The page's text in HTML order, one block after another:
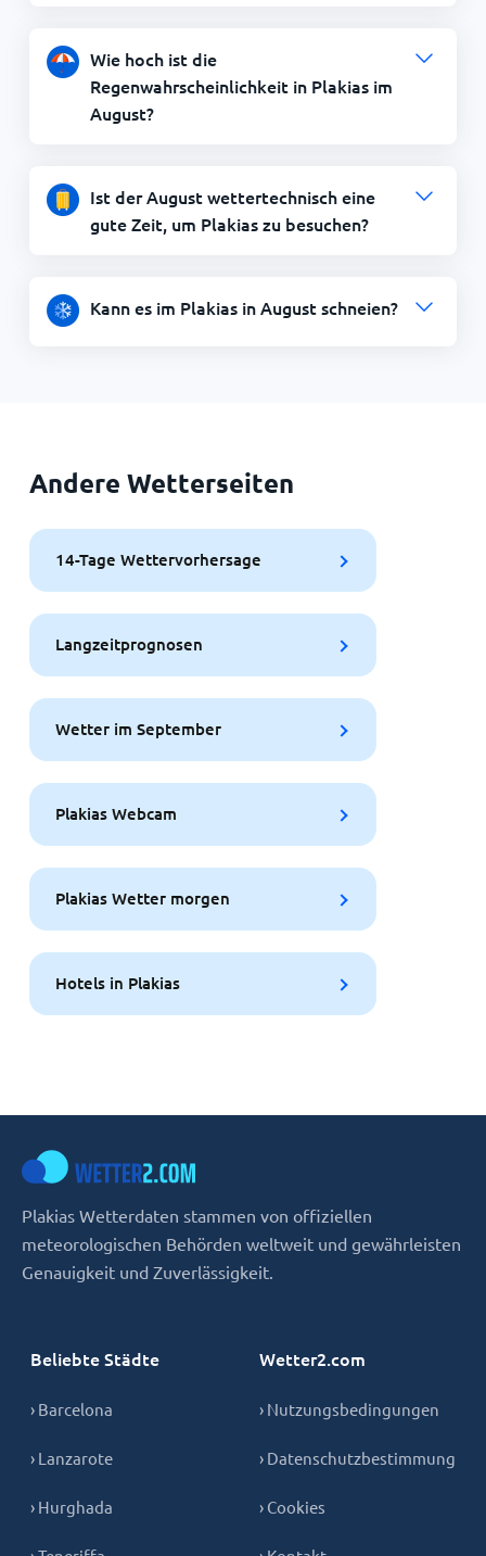
Wie hoch ist die
Regenwahrscheinlichkeit in Plakias im
August?
Ist der August wettertechnisch eine
gute Zeit, um Plakias zu besuchen?
Kann es im Plakias in August schneien?
Andere Wetterseiten
14-Tage Wettervorhersage
Langzeitprognosen
Wetter im September
Plakias Webcam
Plakias Wetter morgen
Hotels in Plakias
Plakias Wetterdaten stammen von offiziellen
meteorologischen Behörden weltweit und gewährleisten
Genauigkeit und Zuverlässigkeit.
Beliebte Städte
› Barcelona
› Lanzarote
› Hurghada
Wetter2.com
› Nutzungsbedingungen
› Datenschutzbestimmung
› Cookies